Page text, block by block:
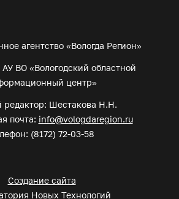
агентство «Вологда Регион»
АУ ВО «Вологодский областной
центр»
редактор: Шестакова Н.Н.
почта: info@vologdaregion.ru
(8172) 72-03-58
Создание сайта
Новых Технологий